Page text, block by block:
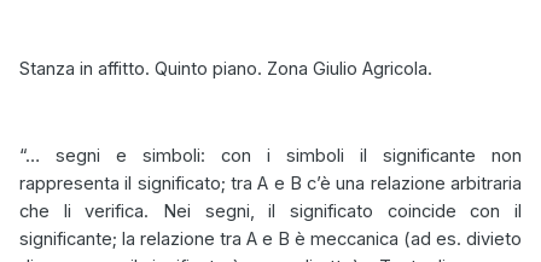
Stanza in affitto. Quinto piano. Zona Giulio Agricola.
“… segni e simboli: con i simboli il significante non
rappresenta il significato; tra A e B c’è una relazione arbitraria
che li verifica. Nei segni, il significato coincide con il
significante; la relazione tra A e B è meccanica (ad es. divieto